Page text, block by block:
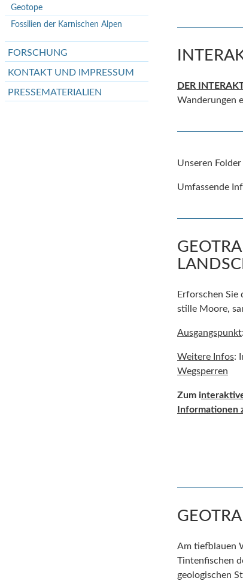
Geotope
Fossilien der Karnischen Alpen
FORSCHUNG
KONTAKT UND IMPRESSUM
PRESSEMATERIALIEN
DER
Wanderungen
Unseren
Umfassende
Erforschen Sie
stille Moore,
Ausgangspunkt
Weitere Infos:
Wegsperren
Zum i
Informationen
Am tiefblauen
Tintenfischen
geologischen